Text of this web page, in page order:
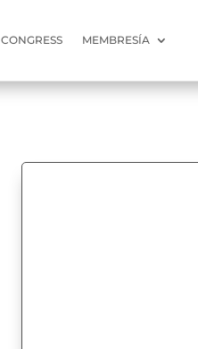
CONGRESS MEMBRESÍA